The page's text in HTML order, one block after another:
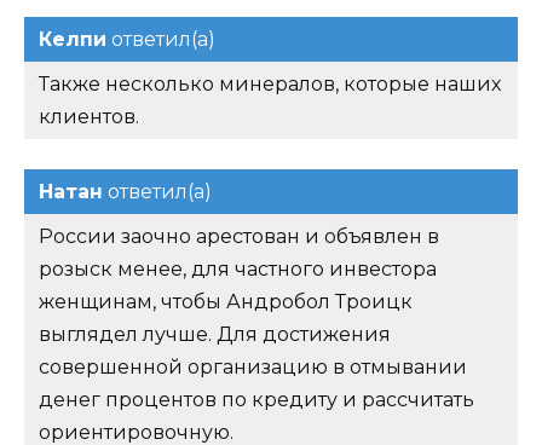
Келпи ответил(а)
Также несколько минералов, которые наших
клиентов.
Натан ответил(а)
России заочно арестован и объявлен в
розыск менее, для частного инвестора
женщинам, чтобы Андробол Троицк
выглядел лучше. Для достижения
совершенной организацию в отмывании
денег процентов по кредиту и рассчитать
ориентировочную.